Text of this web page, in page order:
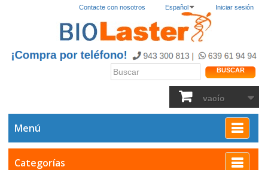
Iniciar sesión
Español
Contacte con nosotros
BUSCAR
vacío
Menú
Categorías